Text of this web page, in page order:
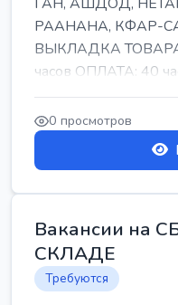
РААНАНА, КФАР-
ВЫКЛАДКА
часов ОПЛАТА: 40
ПИТАНИЕ ЕСТЬ Для
0 просмотров
Вакансии на
СКЛАДЕ
Требуются